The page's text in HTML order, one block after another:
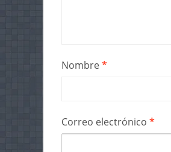
Nombre*
Correo electrónico *